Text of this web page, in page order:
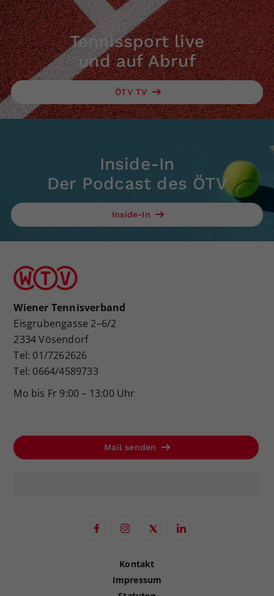
Tennissport live
und auf Abruf
ÖTV TV
Inside-In
Der Podcast des ÖTV
Inside-In
Wiener Tennisverband
Eisgrubengasse 2–6/2
2334 Vösendorf
Tel: 01/7262626
Tel: 0664/4589733
Mo bis Fr 9:00 – 13:00 Uhr
Mail senden
Kontakt
Impressum